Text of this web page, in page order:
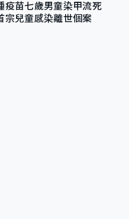
疫苗七歲男童染甲流死
兒童感染離世個案